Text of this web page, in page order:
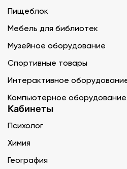
Пищеблок
Мебель для библиотек
Музейное оборудование
Спортивные товары
Интерактивное
Компьютерное оборудование
Кабинеты
Психолог
Химия
География